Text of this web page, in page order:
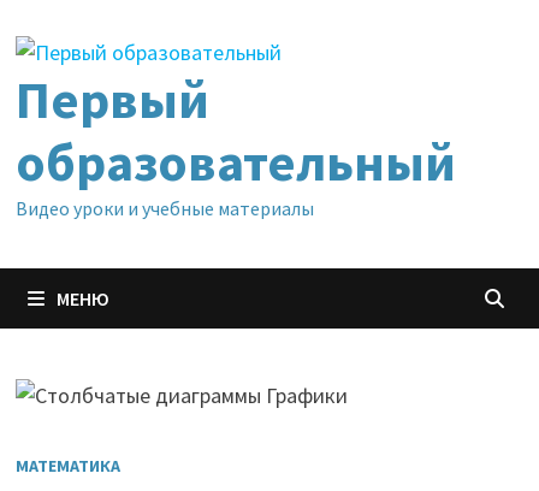
содержимому
Первый
образовательный
Видео уроки и учебные материалы
МЕНЮ
МАТЕМАТИКА